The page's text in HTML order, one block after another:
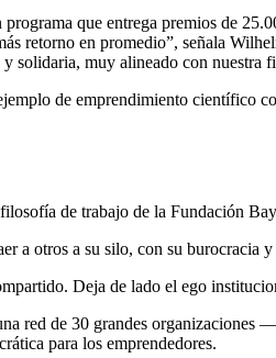
que entrega premios de
retorno en promedio”, señala
solidaria, muy alineado con nuestra
de emprendimiento científico
de trabajo de la Fundación
a otros a su silo, con su burocracia
Deja de lado el ego
red de 30 grandes
para los emprendedores.